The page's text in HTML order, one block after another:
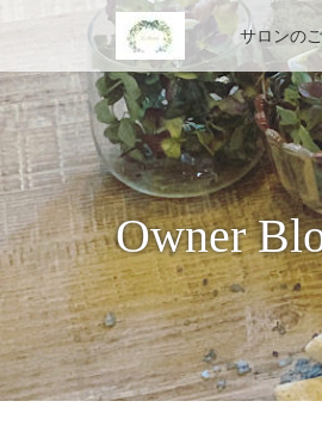
Home サロンの
Owner